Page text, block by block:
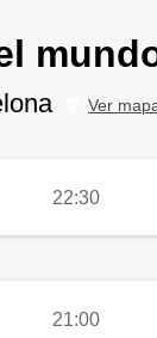
Ver
22:30
21:00